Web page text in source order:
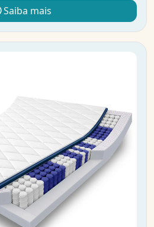
Saiba mais